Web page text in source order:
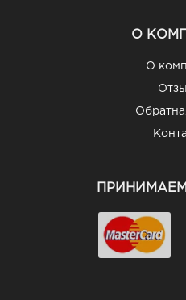
О
О